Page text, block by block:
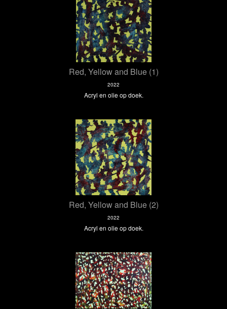
Red, Yellow and Blue (1)
2022
Acryl en olie op doek.
Red, Yellow and Blue (2)
2022
Acryl en olie op doek.